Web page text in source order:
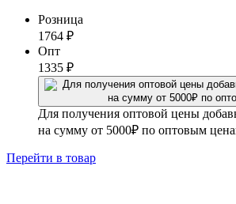
Розница
1764 ₽
Опт
1335 ₽
Для получения оптовой цены
на сумму от 5000₽ по оптовым
Перейти в товар